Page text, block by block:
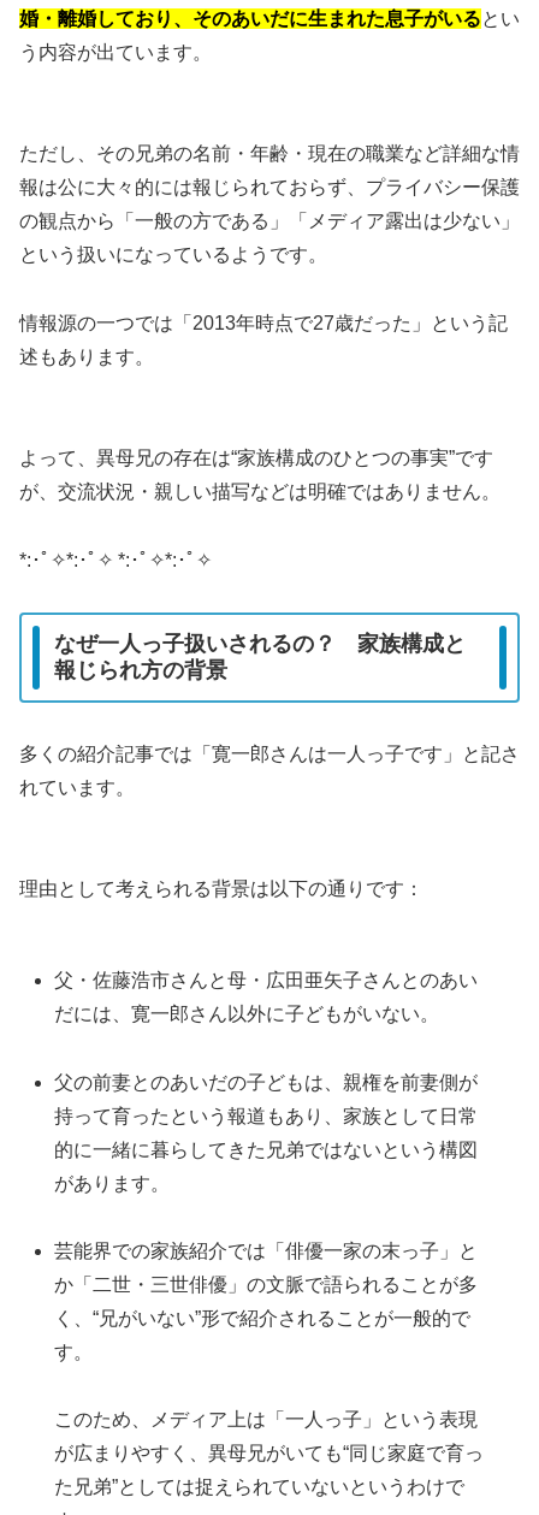
婚・離婚しており、そのあいだに生まれた息子がいるとい
う内容が出ています。
ただし、その兄弟の名前・年齢・現在の職業など詳細な情
報は公に大々的には報じられておらず、プライバシー保護
の観点から「一般の方である」「メディア露出は少ない」
という扱いになっているようです。
情報源の一つでは「2013年時点で27歳だった」という記
述もあります。
よって、異母兄の存在は“家族構成のひとつの事実”です
が、交流状況・親しい描写などは明確ではありません。
*:･ﾟ✧*:･ﾟ✧ *:･ﾟ✧*:･ﾟ✧
なぜ一人っ子扱いされるの？ 家族構成と
報じられ方の背景
多くの紹介記事では「寛一郎さんは一人っ子です」と記さ
れています。
理由として考えられる背景は以下の通りです：
父・佐藤浩市さんと母・広田亜矢子さんとのあい
だには、寛一郎さん以外に子どもがいない。
父の前妻とのあいだの子どもは、親権を前妻側が
持って育ったという報道もあり、家族として日常
的に一緒に暮らしてきた兄弟ではないという構図
があります。
芸能界での家族紹介では「俳優一家の末っ子」と
か「二世・三世俳優」の文脈で語られることが多
く、“兄がいない”形で紹介されることが一般的で
す。
このため、メディア上は「一人っ子」という表現
が広まりやすく、異母兄がいても“同じ家庭で育っ
た兄弟”としては捉えられていないというわけで